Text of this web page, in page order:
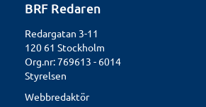
BRF Redaren
Redargatan 3-11
120 61 Stockholm
Org.nr: 769613 - 6014
Styrelsen
Webbredaktör